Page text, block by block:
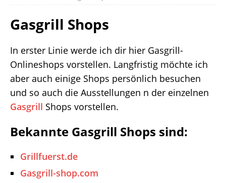
Gasgrill Shops
In erster Linie werde ich dir hier Gasgrill-
Onlineshops vorstellen. Langfristig möchte ich
aber auch einige Shops persönlich besuchen
und so auch die Ausstellungen n der einzelnen
Gasgrill Shops vorstellen.
Bekannte Gasgrill Shops sind:
Grillfuerst.de
Gasgrill-shop.com